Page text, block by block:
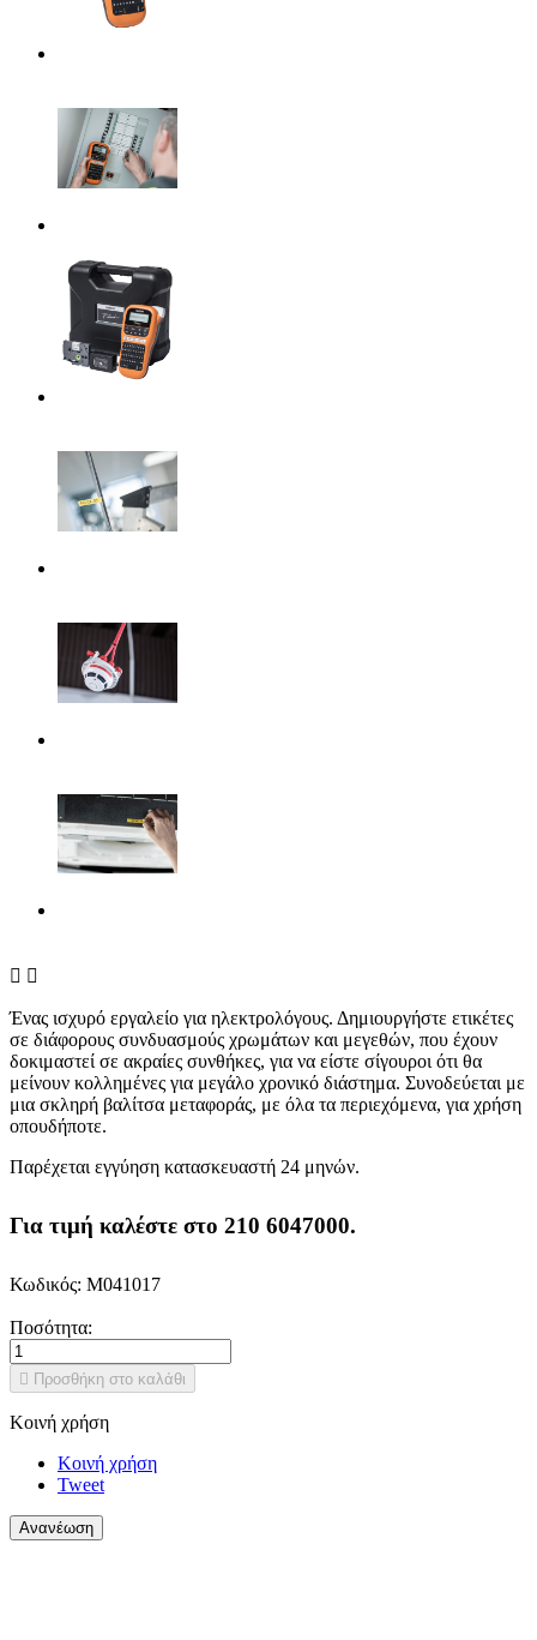
 
Ένας ισχυρό εργαλείο για ηλεκτρολόγους. Δημιουργήστε ετικέτες
σε διάφορους συνδυασμούς χρωμάτων και μεγεθών, που έχουν
δοκιμαστεί σε ακραίες συνθήκες, για να είστε σίγουροι ότι θα
μείνουν κολλημένες για μεγάλο χρονικό διάστημα. Συνοδεύεται με
μια σκληρή βαλίτσα μεταφοράς, με όλα τα περιεχόμενα, για χρήση
οπουδήποτε.
Παρέχεται εγγύηση κατασκευαστή 24 μηνών.
Για τιμή καλέστε στο 210 6047000.
Κωδικός: M041017
Ποσότητα:
 Προσθήκη στο καλάθι
Κοινή χρήση
Κοινή χρήση
Tweet